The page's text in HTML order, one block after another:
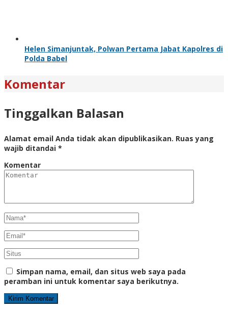
Helen Simanjuntak, Polwan Pertama Jabat Kapolres di
Polda Babel
Komentar
Tinggalkan Balasan
Alamat email Anda tidak akan dipublikasikan. Ruas yang
wajib ditandai *
Komentar
Simpan nama, email, dan situs web saya pada
peramban ini untuk komentar saya berikutnya.